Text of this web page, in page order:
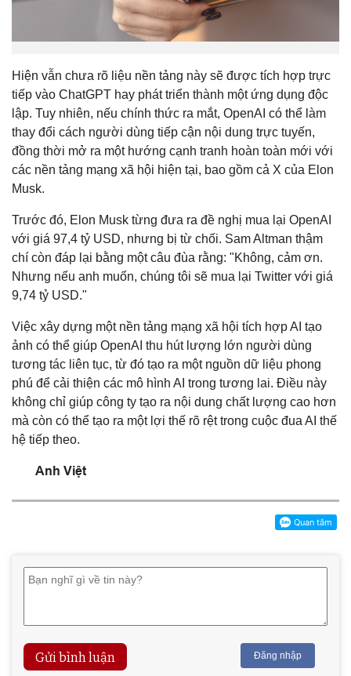
Hiện vẫn chưa rõ liệu nền tảng này sẽ được tích hợp trực
tiếp vào ChatGPT hay phát triển thành một ứng dụng độc
lập. Tuy nhiên, nếu chính thức ra mắt, OpenAI có thể làm
thay đổi cách người dùng tiếp cận nội dung trực tuyến,
đồng thời mở ra một hướng cạnh tranh hoàn toàn mới với
các nền tảng mạng xã hội hiện tại, bao gồm cả X của Elon
Musk.
Trước đó, Elon Musk từng đưa ra đề nghị mua lại OpenAI
với giá 97,4 tỷ USD, nhưng bị từ chối. Sam Altman thậm
chí còn đáp lại bằng một câu đùa rằng: "Không, cảm ơn.
Nhưng nếu anh muốn, chúng tôi sẽ mua lại Twitter với giá
9,74 tỷ USD."
Việc xây dựng một nền tảng mạng xã hội tích hợp AI tạo
ảnh có thể giúp OpenAI thu hút lượng lớn người dùng
tương tác liên tục, từ đó tạo ra một nguồn dữ liệu phong
phú để cải thiện các mô hình AI trong tương lai. Điều này
không chỉ giúp công ty tạo ra nội dung chất lượng cao hơn
mà còn có thể tạo ra một lợi thế rõ rệt trong cuộc đua AI thế
hệ tiếp theo.
Anh Việt
Gửi bình luận Đăng nhập